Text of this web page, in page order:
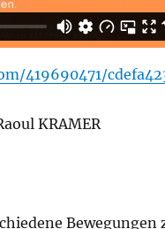
419690471/
KRAMER
Bewegungen